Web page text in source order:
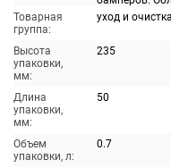
Товарная
группа:
уход и очистка
Высота
упаковки,
мм:
235
Длина
упаковки,
мм:
50
Объем
упаковки, л:
0.7